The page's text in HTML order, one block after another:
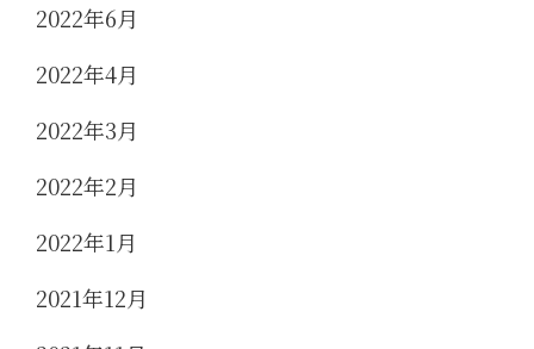
2022年6月
2022年4月
2022年3月
2022年2月
2022年1月
2021年12月